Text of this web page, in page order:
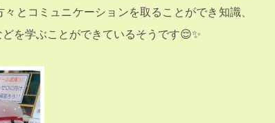
とコミュニケーションを取ることができ知識、
を学ぶことができているそうです😌✨